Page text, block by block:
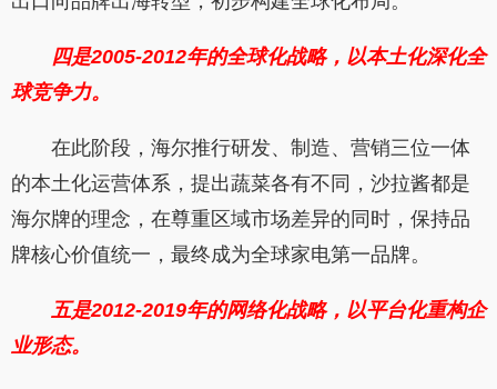
四是2005-2012年的全球化战略，以本土化深化全
球竞争力。
在此阶段，海尔推行研发、制造、营销三位一体
的本土化运营体系，提出蔬菜各有不同，沙拉酱都是
海尔牌的理念，在尊重区域市场差异的同时，保持品
牌核心价值统一，最终成为全球家电第一品牌。
五是2012-2019年的网络化战略，以平台化重构企
业形态。